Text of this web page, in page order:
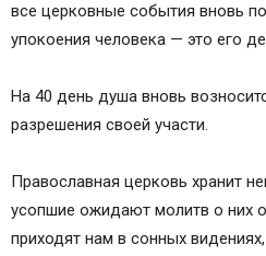
все церковные события вновь
упокоения человека — это его
На 40 день душа вновь
разрешения своей участи.
Православная церковь хранит
усопшие ожидают молитв о них
приходят нам в сонных